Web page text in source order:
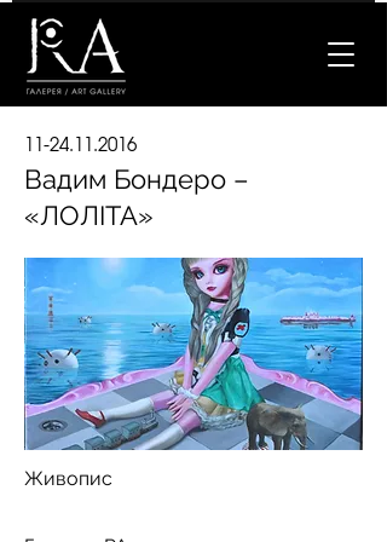
11-24.11.2016
Вадим Бондеро –
«ЛОЛІТА»
Живопис